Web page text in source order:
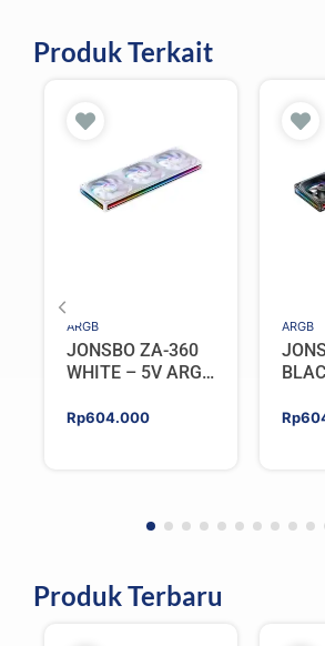
Produk Terkait
ARGB
JONSBO ZA-360
WHITE – 5V ARGB
Rp604.000
ARGB
Rp
Produk Terbaru